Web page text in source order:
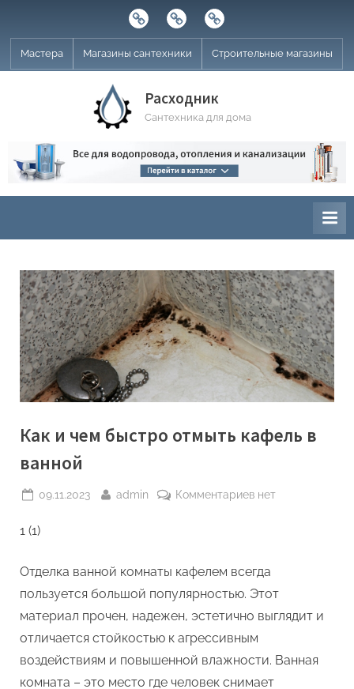
content
Строительные
магазины
МастераМагазины
сантехники
Мастера Магазины сантехники Строительные магазины
Расходник
Сантехника для дома
Как и чем быстро отмыть кафель в
ванной
Posted
09.11.2023 By
admin Комментариевк
чем
кафель
в
ванной
нет
1 (1)
Отделка ванной комнаты кафелем всегда
пользуется большой популярностью. Этот
материал прочен, надежен, эстетично выглядит и
отличается стойкостью к агрессивным
воздействиям и повышенной влажности. Ванная
комната – это место где человек снимает